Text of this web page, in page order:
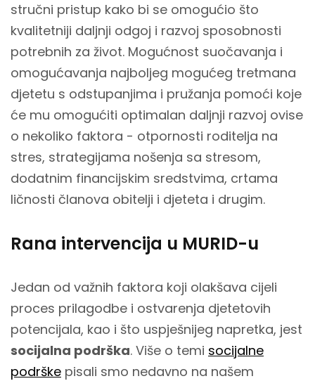
stručni pristup kako bi se omogućio što
kvalitetniji daljnji odgoj i razvoj sposobnosti
potrebnih za život. Mogućnost suočavanja i
omogućavanja najboljeg mogućeg tretmana
djetetu s odstupanjima i pružanja pomoći koje
će mu omogućiti optimalan daljnji razvoj ovise
o nekoliko faktora - otpornosti roditelja na
stres, strategijama nošenja sa stresom,
dodatnim financijskim sredstvima, crtama
ličnosti članova obitelji i djeteta i drugim.
Rana intervencija u MURID-u
Jedan od važnih faktora koji olakšava cijeli
proces prilagodbe i ostvarenja djetetovih
potencijala, kao i što uspješnijeg napretka, jest
socijalna podrška. Više o temi socijalne
podrške pisali smo nedavno na našem